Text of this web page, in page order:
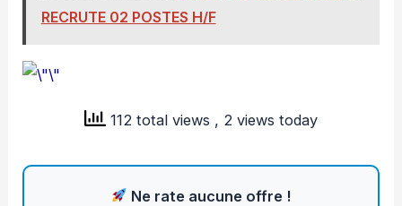
RECRUTE 02 POSTES H/F
112 total views , 2 views today
Ne rate aucune offre !